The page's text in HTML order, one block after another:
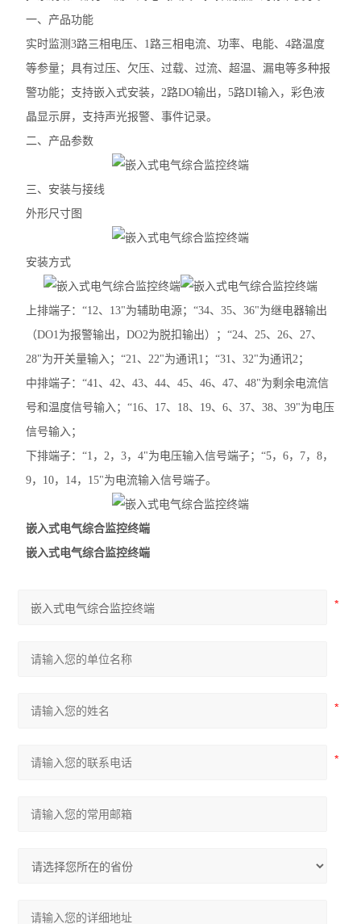
一、产品功能
实时监测3路三相电压、1路三相电流、功率、电能、4路温度
等参量；具有过压、欠压、过载、过流、超温、漏电等多种报
警功能；支持嵌入式安装，2路DO输出，5路DI输入，彩色液
晶显示屏，支持声光报警、事件记录。
二、产品参数
三、安装与接线
外形尺寸图
安装方式
上排端子：“12、13"为辅助电源；“34、35、36"为继电器输出
（DO1为报警输出，DO2为脱扣输出）；“24、25、26、27、
28"为开关量输入；“21、22"为通讯1；“31、32"为通讯2；
中排端子：“41、42、43、44、45、46、47、48"为剩余电流信
号和温度信号输入；“16、17、18、19、6、37、38、39"为电压
信号输入；
下排端子：“1，2，3，4"为电压输入信号端子；“5，6，7，8，
9，10，14，15"为电流输入信号端子。
嵌入式电气综合监控终端
嵌入式电气综合监控终端